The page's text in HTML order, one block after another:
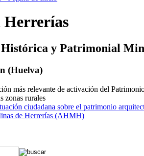
Herrerías
y Patrimonial
(Huelva)